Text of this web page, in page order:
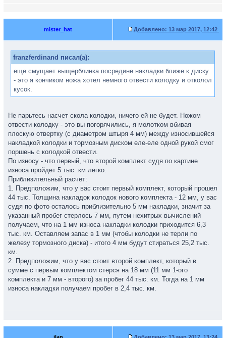
mister_hat Добавлено: 13 мар 2017, 12:42
franzferdinand писал(а):
еще смущает выщерблинка посредине накладки ближе к диску
- это я кончиком ножа хотел немного отвести колодку и отколол
кусок.
Не парьтесь насчет скола колодки, ничего ей не будет. Ножом
отвести колодку - это вы погорячились, я молотком вбивая
плоскую отвертку (с диаметром штыря 4 мм) между износившейся
накладкой колодки и тормозным диском еле-еле одной рукой смог
поршень с колодкой отвести.
По износу - что первый, что второй комплект судя по картине
износа пройдет 5 тыс. км легко.
Приблизительный расчет:
1. Предположим, что у вас стоит первый комплект, который прошел
44 тыс. Толщина накладок колодок нового комплекта - 12 мм, у вас
судя по фото осталось приблизительно 5 мм накладки, значит за
указанный пробег стерлось 7 мм, путем нехитрых вычислений
получаем, что на 1 мм износа накладки колодки приходится 6,3
тыс. км. Оставляем запас в 1 мм (чтобы колодки не терли по
железу тормозного диска) - итого 4 мм будут стираться 25,2 тыс.
км.
2. Предположим, что у вас стоит второй комплект, который в
сумме с первым комплектом стерся на 18 мм (11 мм 1-ого
комплекта и 7 мм - второго) за пробег 44 тыс. км. Тогда на 1 мм
износа накладки получаем пробег в 2,4 тыс. км.